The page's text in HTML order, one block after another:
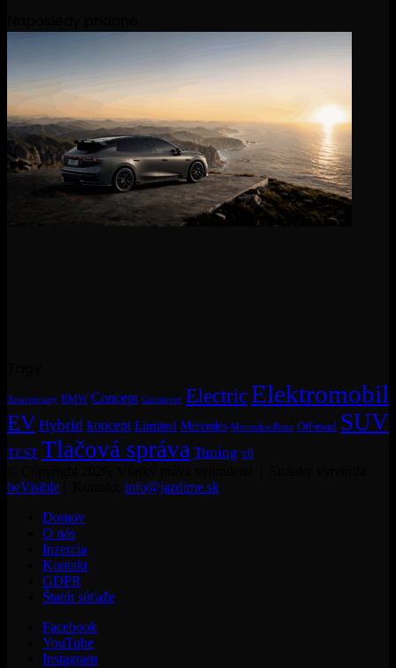
Anniversary BMW Concept Crossover ElectricElektromobil
EV Hybrid koncept Limited Mercedes Mercedes-Benz Off-road SUV
TEST Tlačová správa Tuning v8
beVisible
info@jazdime.sk
Domov
O nás
Inzercia
Kontakt
GDPR
Štatút súťaže
Facebook
YouTube
Instagram